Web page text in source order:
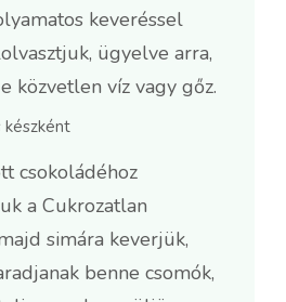
keveréssel
ügyelve arra,
közvetlen víz vagy gőz.
csokoládéhoz
a Cukrozatlan
simára keverjük,
benne csomók,